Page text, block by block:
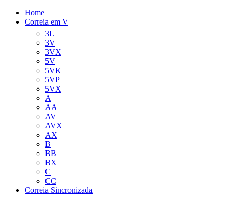
Home
Correia em V
3L
3V
3VX
5V
5VK
5VP
5VX
A
AA
AV
AVX
AX
B
BB
BX
C
CC
Correia Sincronizada